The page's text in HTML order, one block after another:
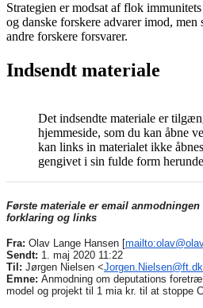
Strategien er modsat af flok
og danske forskere advarer imod,
andre forskere forsvarer.
Indsendt materiale
Det indsendte materiale er
hjemmeside, som du kan åbne
kan links in materialet ikke
gengivet i sin fulde form
Første materiale er email
forklaring og links
Fra: Olav Lange Hansen [
Sendt: 1. maj 2020 11:22
Til: Jørgen Nielsen <Jorgen.Nielsen@ft.dk
Emne: Anmodning om deputations
model og projekt til 1 mia kr. til at stoppe